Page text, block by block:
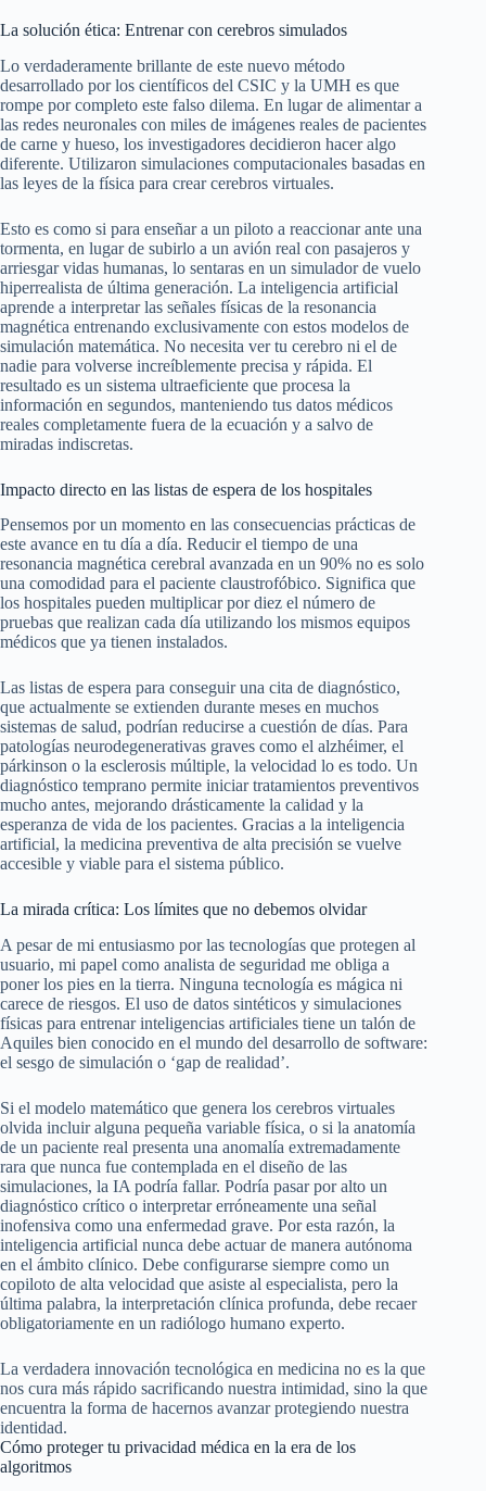
La solución ética: Entrenar con cerebros simulados
Lo verdaderamente brillante de este nuevo método
desarrollado por los científicos del CSIC y la UMH es que
rompe por completo este falso dilema. En lugar de alimentar a
las redes neuronales con miles de imágenes reales de pacientes
de carne y hueso, los investigadores decidieron hacer algo
diferente. Utilizaron simulaciones computacionales basadas en
las leyes de la física para crear cerebros virtuales.
Esto es como si para enseñar a un piloto a reaccionar ante una
tormenta, en lugar de subirlo a un avión real con pasajeros y
arriesgar vidas humanas, lo sentaras en un simulador de vuelo
hiperrealista de última generación. La inteligencia artificial
aprende a interpretar las señales físicas de la resonancia
magnética entrenando exclusivamente con estos modelos de
simulación matemática. No necesita ver tu cerebro ni el de
nadie para volverse increíblemente precisa y rápida. El
resultado es un sistema ultraeficiente que procesa la
información en segundos, manteniendo tus datos médicos
reales completamente fuera de la ecuación y a salvo de
miradas indiscretas.
Impacto directo en las listas de espera de los hospitales
Pensemos por un momento en las consecuencias prácticas de
este avance en tu día a día. Reducir el tiempo de una
resonancia magnética cerebral avanzada en un 90% no es solo
una comodidad para el paciente claustrofóbico. Significa que
los hospitales pueden multiplicar por diez el número de
pruebas que realizan cada día utilizando los mismos equipos
médicos que ya tienen instalados.
Las listas de espera para conseguir una cita de diagnóstico,
que actualmente se extienden durante meses en muchos
sistemas de salud, podrían reducirse a cuestión de días. Para
patologías neurodegenerativas graves como el alzhéimer, el
párkinson o la esclerosis múltiple, la velocidad lo es todo. Un
diagnóstico temprano permite iniciar tratamientos preventivos
mucho antes, mejorando drásticamente la calidad y la
esperanza de vida de los pacientes. Gracias a la inteligencia
artificial, la medicina preventiva de alta precisión se vuelve
accesible y viable para el sistema público.
La mirada crítica: Los límites que no debemos olvidar
A pesar de mi entusiasmo por las tecnologías que protegen al
usuario, mi papel como analista de seguridad me obliga a
poner los pies en la tierra. Ninguna tecnología es mágica ni
carece de riesgos. El uso de datos sintéticos y simulaciones
físicas para entrenar inteligencias artificiales tiene un talón de
Aquiles bien conocido en el mundo del desarrollo de software:
el sesgo de simulación o ‘gap de realidad’.
Si el modelo matemático que genera los cerebros virtuales
olvida incluir alguna pequeña variable física, o si la anatomía
de un paciente real presenta una anomalía extremadamente
rara que nunca fue contemplada en el diseño de las
simulaciones, la IA podría fallar. Podría pasar por alto un
diagnóstico crítico o interpretar erróneamente una señal
inofensiva como una enfermedad grave. Por esta razón, la
inteligencia artificial nunca debe actuar de manera autónoma
en el ámbito clínico. Debe configurarse siempre como un
copiloto de alta velocidad que asiste al especialista, pero la
última palabra, la interpretación clínica profunda, debe recaer
obligatoriamente en un radiólogo humano experto.
La verdadera innovación tecnológica en medicina no es la que
nos cura más rápido sacrificando nuestra intimidad, sino la que
encuentra la forma de hacernos avanzar protegiendo nuestra
identidad.
Cómo proteger tu privacidad médica en la era de los
algoritmos